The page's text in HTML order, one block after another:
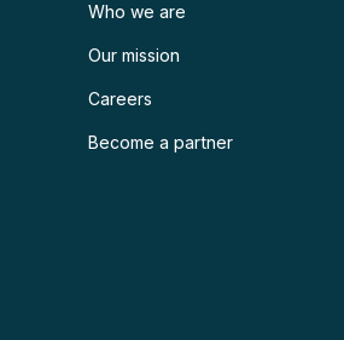
Who we are
Our mission
Careers
Become a partner